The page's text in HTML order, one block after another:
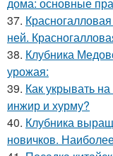
дома: основные
37.
ней.
38. Клубника
урожая:
39. Как укрывать
инжир и хурму?
40. Клубника
новичков.